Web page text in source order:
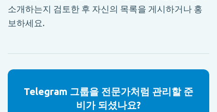
소개하는지 검토한 후 자신의 목록을 게시하거나 홍
보하세요.
Telegram 그룹을 전문가처럼 관리할 준
비가 되셨나요?